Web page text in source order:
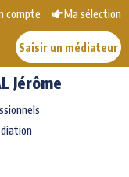
compte Ma sélection
Saisir un médiateur
Jérôme